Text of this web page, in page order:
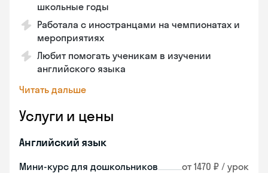
школьные годы
Работала с иностранцами на чемпионатах и
мероприятиях
Любит помогать ученикам в изучении
английского языка
Читать дальше
Услуги и цены
Английский язык
Мини-курс для дошкольников от 1470 ₽ / урок